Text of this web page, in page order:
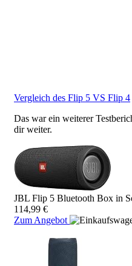
Vergleich des Flip 5 VS Flip 4
Das war ein weiterer
dir weiter.
JBL Flip 5 Bluetooth Box in
114,99 €
Zum Angebot